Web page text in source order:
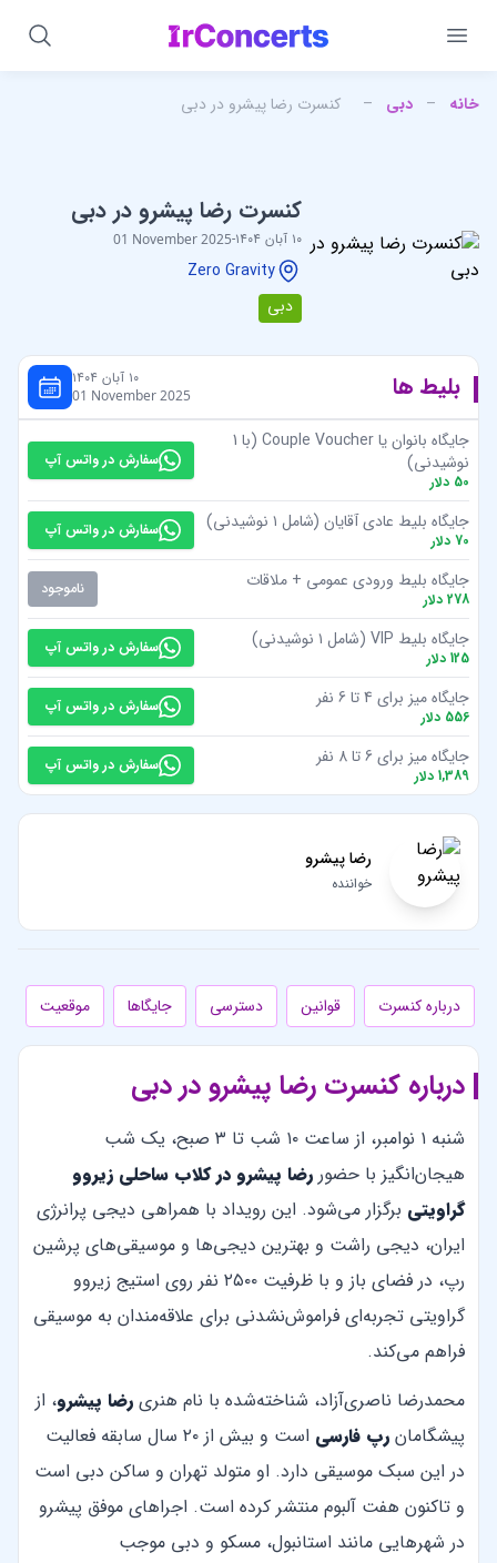
خانه – دبی – کنسرت رضا پیشرو در دبی
کنسرت رضا پیشرو در دبی
۱۰ آبان ۱۴۰۴ -
01 November 2025
Zero Gravity
دبی
بلیط ها ۱۰ آبان ۱۴۰۴
01 November 2025
جایگاه بانوان یا Couple Voucher (با 1
نوشیدنی)
50 دلار
سفارش در واتس آپ
جایگاه بلیط عادی آقایان (شامل ۱ نوشیدنی)
70 دلار
سفارش در واتس آپ
جایگاه بلیط ورودی عمومی + ملاقات
278 دلار
ناموجود
جایگاه بلیط VIP (شامل ۱ نوشیدنی)
125 دلار
سفارش در واتس آپ
جایگاه میز برای 4 تا 6 نفر
556 دلار
سفارش در واتس آپ
جایگاه میز برای 6 تا 8 نفر
1,389 دلار
سفارش در واتس آپ
رضا پیشرو
خواننده
درباره کنسرت قوانین دسترسی جایگاها موقعیت
درباره کنسرت رضا پیشرو در دبی
شنبه ۱ نوامبر، از ساعت ۱۰ شب تا ۳ صبح، یک شب
هیجان‌انگیز با حضور رضا پیشرو در کلاب ساحلی زیروو
گراویتی برگزار می‌شود. این رویداد با همراهی دیجی پرانرژی
ایران، دیجی راشت و بهترین دیجی‌ها و موسیقی‌های پرشین
رپ، در فضای باز و با ظرفیت ۲۵۰۰ نفر روی استیج زیروو
گراویتی تجربه‌ای فراموش‌نشدنی برای علاقه‌مندان به موسیقی
فراهم می‌کند.
محمدرضا ناصری‌آزاد، شناخته‌شده با نام هنری رضا پیشرو، از
پیشگامان رپ فارسی
است و بیش از ۲۰ سال سابقه فعالیت
در این سبک موسیقی دارد. او متولد تهران و ساکن دبی است
و تاکنون هفت آلبوم منتشر کرده است. اجراهای موفق پیشرو
در شهرهایی مانند استانبول، مسکو و دبی موجب